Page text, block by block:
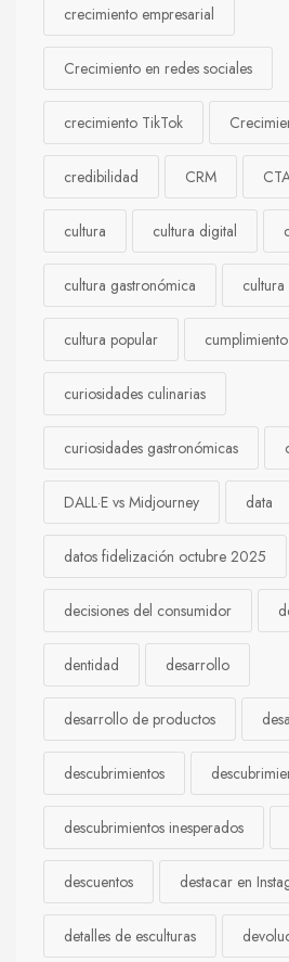
crecimiento empresarial
Crecimiento en redes sociales
crecimiento TikTok
credibilidad CRM
cultura cultura digital
cultura gastronómica
cultura popular
curiosidades culinarias
curiosidades gastronómicas
DALL·E vs Midjourney data
datos fidelización octubre 2025
decisiones del consumidor
dentidad desarrollo
desarrollo de productos
descubrimientos
descubrimientos inesperados
descuentos destacar en
detalles de esculturas